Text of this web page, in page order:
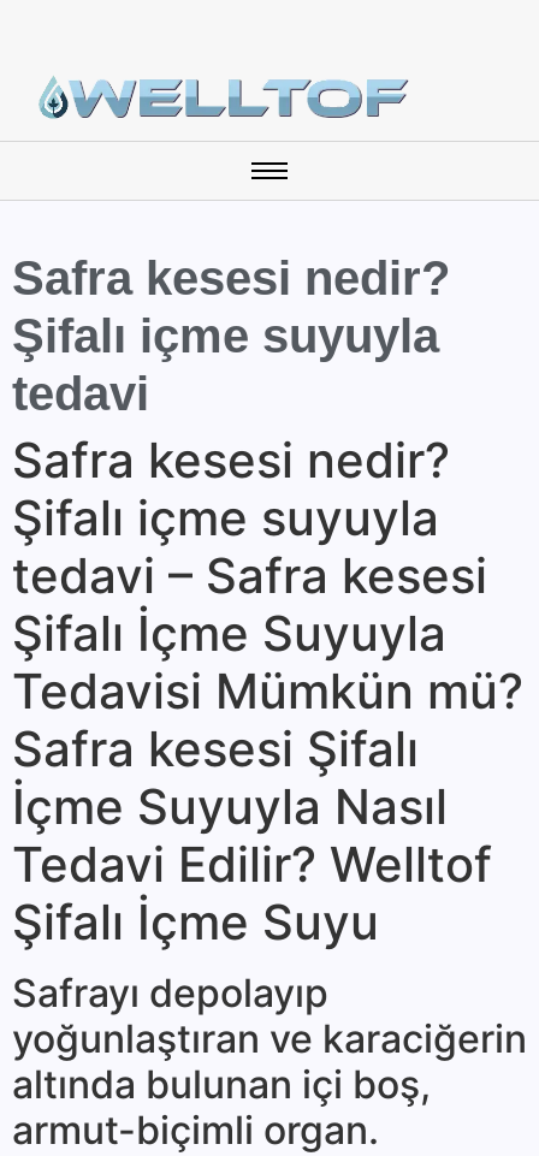
Safra kesesi nedir?
Şifalı içme suyuyla
tedavi
Safra kesesi nedir?
Şifalı içme suyuyla
tedavi – Safra kesesi
Şifalı İçme Suyuyla
Tedavisi Mümkün mü?
Safra kesesi Şifalı
İçme Suyuyla Nasıl
Tedavi Edilir? Welltof
Şifalı İçme Suyu
Safrayı depolayıp
yoğunlaştıran ve ka­raciğerin
altında bulunan içi boş,
armut-biçimli or­gan.